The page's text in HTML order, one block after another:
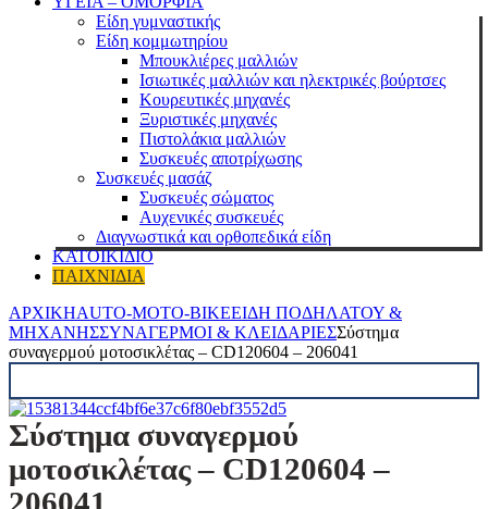
Είδη γυμναστικής
Είδη κομμωτηρίου
Μπουκλιέρες μαλλιών
Ισιωτικές μαλλιών και ηλεκτρικές βούρτσες
Κουρευτικές μηχανές
Ξυριστικές μηχανές
Πιστολάκια μαλλιών
Συσκευές αποτρίχωσης
Συσκευές μασάζ
Συσκευές σώματος
Αυχενικές συσκευές
Διαγνωστικά και ορθοπεδικά είδη
ΚΑΤΟΙΚΙΔΙΟ
ΠΑΙΧΝΙΔΙΑ
ΑΡΧΙΚΗAUTO-MOTO-BIKEΕΊΔΗ ΠΟΔΗΛΆΤΟΥ &
ΜΗΧΑΝΉΣΣΥΝΑΓΕΡΜΟΊ & ΚΛΕΙΔΑΡΙΈΣΣύστημα
συναγερμού μοτοσικλέτας – CD120604 – 206041
Σύστημα συναγερμού
μοτοσικλέτας – CD120604 –